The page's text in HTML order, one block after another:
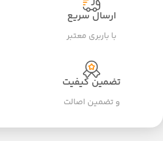
ارسال سریع
با باربری معتبر
تضمین کیفیت
و تضمین اصالت